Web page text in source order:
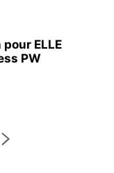
ELLE
PW